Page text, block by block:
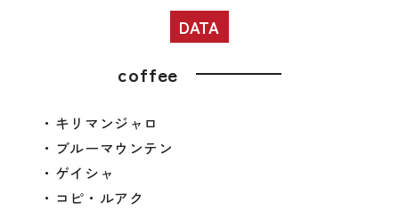
DATA
coffee
・キリマンジャロ
・ブルーマウンテン
・ゲイシャ
・コピ・ルアク